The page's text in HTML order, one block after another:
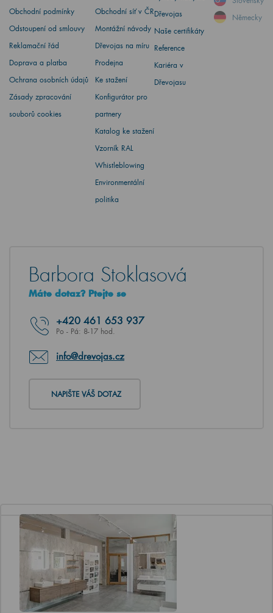
Obchodní podmínky
Odstoupení od smlouvy
Reklamační řád
Doprava a platba
Ochrana osobních údajů
Zásady zpracování
souborů cookies
Obchodní síť v ČR
Montážní návody
Dřevojas na míru
Prodejna
Ke stažení
Konfigurátor pro
partnery
Katalog ke stažení
Vzorník RAL
Whistleblowing
Environmentální
politika
Dřevojas
Naše certifikáty
Reference
Kariéra v
Dřevojasu
Německy
Barbora Stoklasová
Máte dotaz? Ptejte se
+420 461 653 937
Po - Pá: 8-17 hod.
info@drevojas.cz
NAPIŠTE VÁŠ DOTAZ